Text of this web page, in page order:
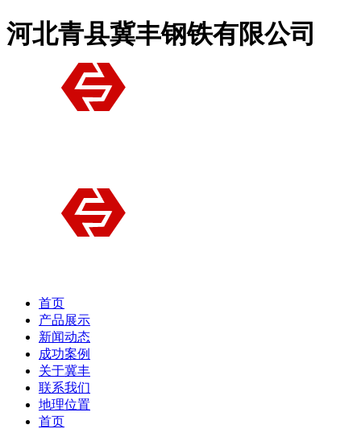
河北青县冀丰钢铁有限公司
首页
产品展示
新闻动态
成功案例
关于冀丰
联系我们
地理位置
首页